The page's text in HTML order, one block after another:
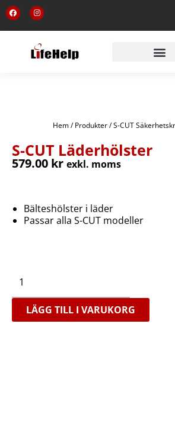
Hoppa
till
innehåll
F
a
c
e
I
n
s
t
g
r
a
Hem/Produkter/S-CUT
S-CUT Läderhölster
579.00 kr exkl. moms
Bälteshölster i läder
Passar alla S-CUT modeller
Läderhölster
LÄGG TILL I VARUKORG